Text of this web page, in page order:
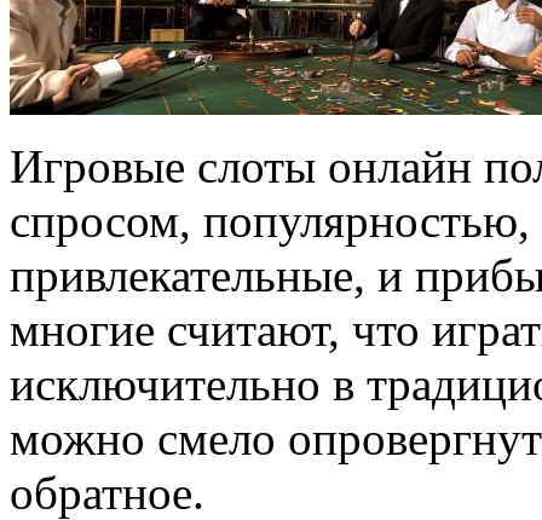
Игровые слоты онлайн
спросом, популярностью,
привлекательные, и
многие считают, что
исключительно в
можно смело
обратное.